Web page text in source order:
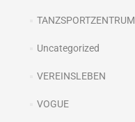
TANZSPORTZENTRUM
Uncategorized
VEREINSLEBEN
VOGUE